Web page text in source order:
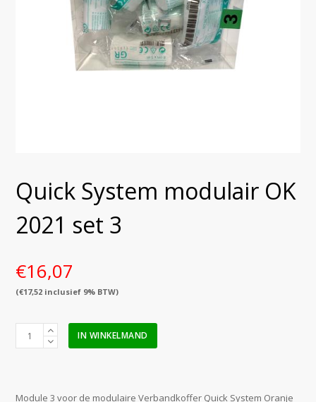
Quick System modulair OK
2021 set 3
€16,07
(€17,52 inclusief 9% BTW)
IN WINKELMAND
Module 3 voor de modulaire Verbandkoffer Quick System Oranje